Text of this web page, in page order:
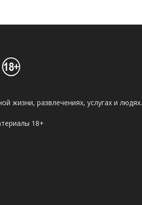
жизни, развлечениях, услугах и людях.
18+